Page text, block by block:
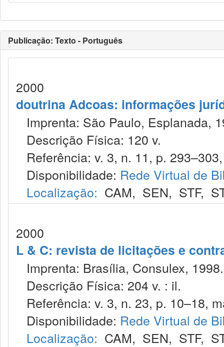
Publicação: Texto - Português
2000
doutrina Adcoas: informações
Imprenta: São Paulo, Esplanada,
Descrição Física: 120 v.
Referência: v. 3, n. 11, p.
Disponibilidade: Rede Virtual de
Localização: CAM, SEN, STF,
2000
L & C: revista de licitações e
Imprenta: Brasília, Consulex, 1998.
Descrição Física: 204 v. : il.
Referência: v. 3, n. 23, p. 10–18,
Disponibilidade: Rede Virtual de
Localização: CAM, SEN, STF,